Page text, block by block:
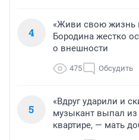
4
«Живи свою жизнь
Бородина жестко
о внешности
475 Обсудить
5
«Вдруг ударили и
музыкант выпал из
квартире, — мать